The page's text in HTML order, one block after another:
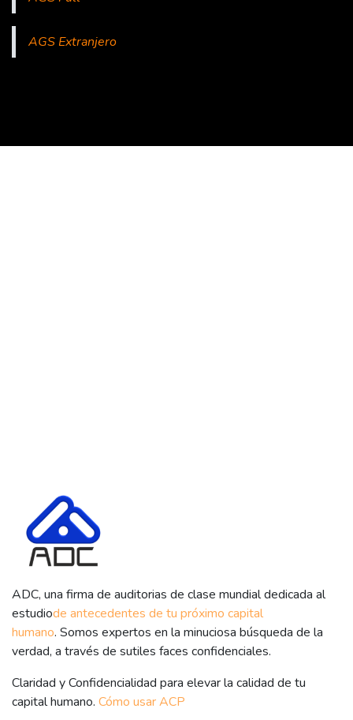
AGS Extranjero
ADC, una firma de auditorias de clase mundial dedicada al
estudiode antecedentes de tu próximo capital
humano. Somos expertos en la minuciosa búsqueda de la
verdad, a través de sutiles faces confidenciales.
Claridad y Confidencialidad para elevar la calidad de tu
capital humano. Cómo usar ACP